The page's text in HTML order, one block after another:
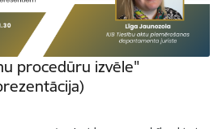
procedūru izvēle"